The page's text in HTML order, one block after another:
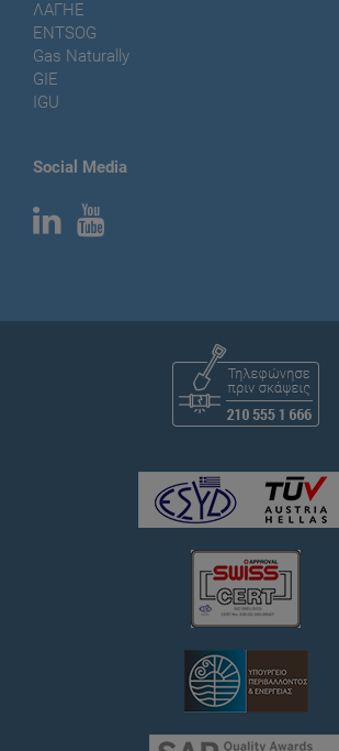
ΛΑΓΗΕ
ENTSOG
Gas Naturally
GIE
IGU
Social Media